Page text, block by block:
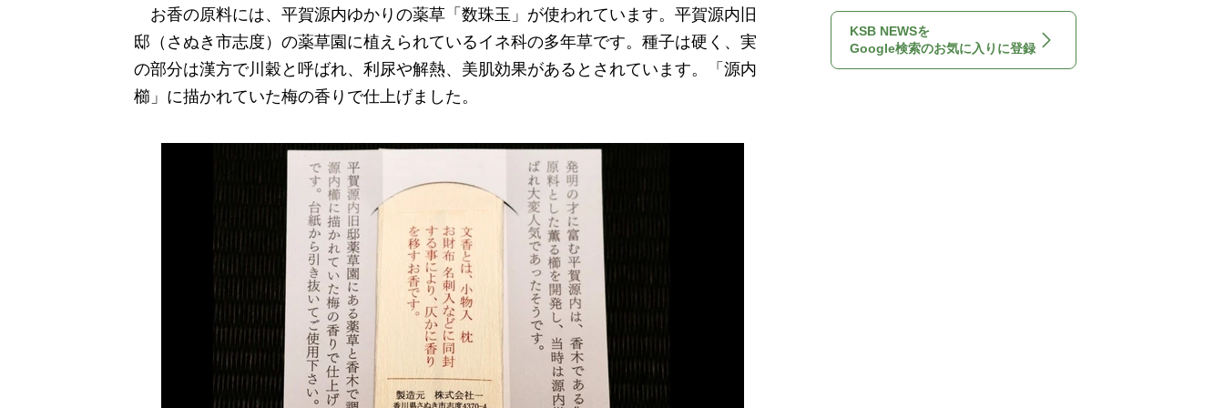
お香の原料には、平賀源内ゆかりの薬草 「数珠玉」が使われています。平賀源内 旧
邸（さぬき市志度）の薬草園に植えられているイネ科の多年草です。種子は硬く、実
の部分は漢方で川穀と呼ばれ、利尿や解熱、美肌効果があるとされています。「源内
櫛」に描かれていた梅の香りで仕上げました。
KSB NEWSを
Google検索のお気に入りに登録